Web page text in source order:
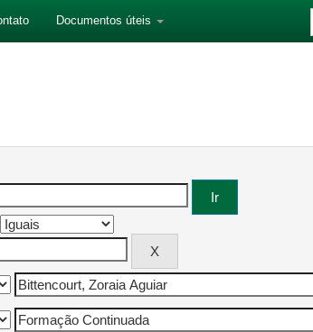
Documentos úteis